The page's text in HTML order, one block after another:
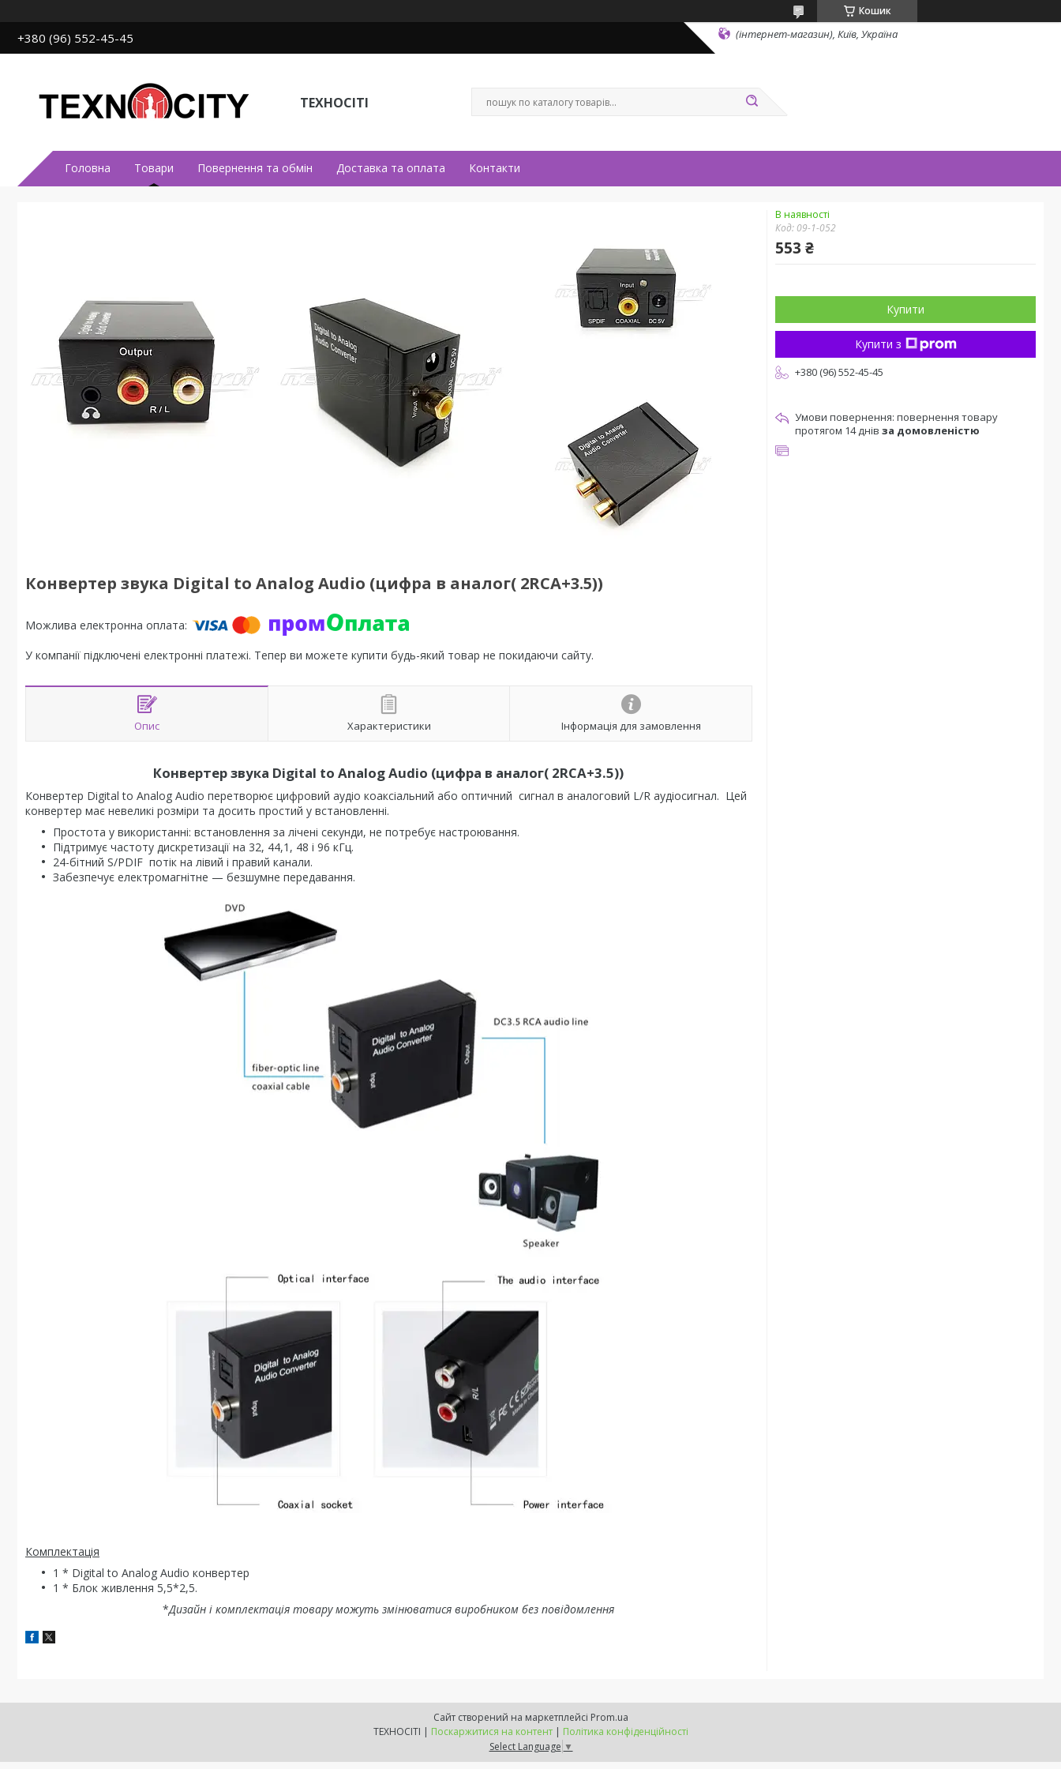
Кошик
+380 (96) 552-45-45 (інтернет-магазин), Київ, Україна
ТЕХНОСІТІ
Головна Товари Повернення та обмін Доставка та оплата Контакти
Конвертер звука Digital to Analog Audio (цифра в аналог( 2RCA+3.5))
У компанії підключені електронні платежі. Тепер ви можете купити будь-який товар не покидаючи сайту.
Опис Характеристики Інформація для замовлення
Конвертер звука Digital to Analog Audio (цифра в аналог( 2RCA+3.5))
Конвертер Digital to Analog Audio перетворює цифровий аудіо коаксіальний або оптичний сигнал в аналоговий L/R аудіосигнал. Цей
конвертер має невеликі розміри та досить простий у встановленні.
Простота у використанні: встановлення за лічені секунди, не потребує настроювання.
Підтримує частоту дискретизації на 32, 44,1, 48 і 96 кГц.
24-бітний S/PDIF потік на лівий і правий канали.
Забезпечує електромагнітне — безшумне передавання.
Комплектація
1 * Digital to Analog Audio конвертер
1 * Блок живлення 5,5*2,5.
*Дизайн і комплектація товару можуть змінюватися виробником без повідомлення
В наявності
Код: 09-1-052
553 ₴
Купити
Купити з
+380 (96) 552-45-45
повернення товару
протягом 14 днів за домовленістю
Сайт створений на маркетплейсі Prom.ua
ТЕХНОСІТІ | Поскаржитися на контент | Політика конфіденційності
Select Language ▼